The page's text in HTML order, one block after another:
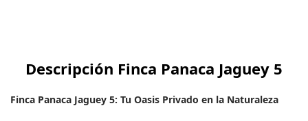
Descripción Finca Panaca Jaguey 5
Finca Panaca Jaguey 5: Tu Oasis Privado en la Naturaleza